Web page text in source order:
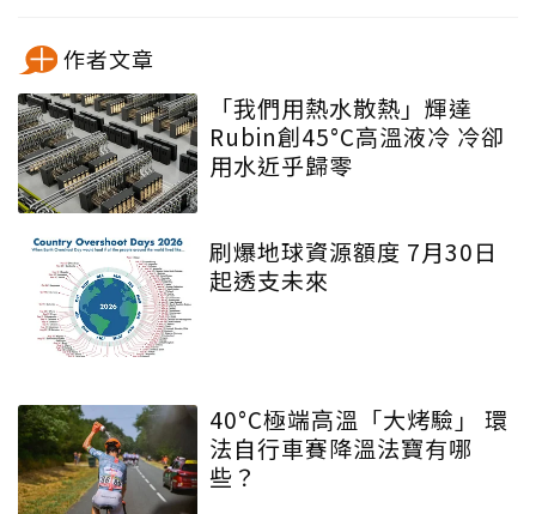
作者文章
「我們用熱水散熱」輝達
Rubin創45°C高溫液冷 冷卻
用水近乎歸零
刷爆地球資源額度 7月30日
起透支未來
40°C極端高溫「大烤驗」 環
法自行車賽降溫法寶有哪
些？